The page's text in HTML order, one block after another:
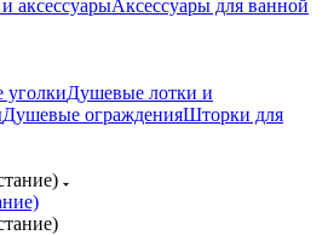
аксессуарыАксессуары для ванной
Душевые лотки и
Душевые огражденияШторки для